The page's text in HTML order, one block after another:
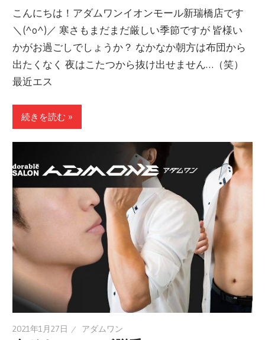
こんにちは！アダムワンイオンモール新瑞橋店です
＼(^o^)／ 寒さもまだまだ厳しい季節ですが 皆様い
かがお過ごしでしょうか？ なかなか朝方は布団から
出たくなく 夜はこたつから抜け出せません…（笑）
最近エス
続きを読む »
2021年1月27日 アダムワン